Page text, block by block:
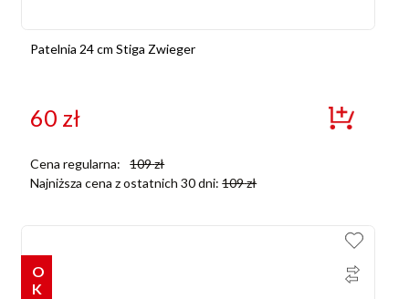
Patelnia 24 cm Stiga Zwieger
60 zł
Cena regularna: 109zł
Najniższa cena z ostatnich 30 dni:109zł